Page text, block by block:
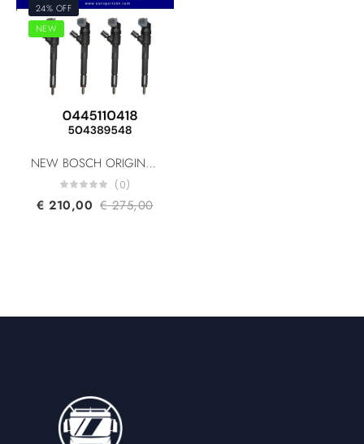
24% OFF
NEW
NEW BOSCH ORIGINAL 0445110418 0445110520 504389548 1609097280 5801483286 5801594342 For Fiat Ducato Iveco Daily Citroen Peugeot 2.3L Common Rail Fuel Injector
(0)
€ 210,00 €275,00